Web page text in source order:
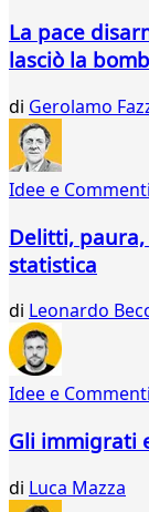
9La pace
lasciò la
di Gerolamo
Idee e Commenti
Delitti,
statistica
di Leonardo
Idee e Commenti
Gli immigrati
di Luca Mazza